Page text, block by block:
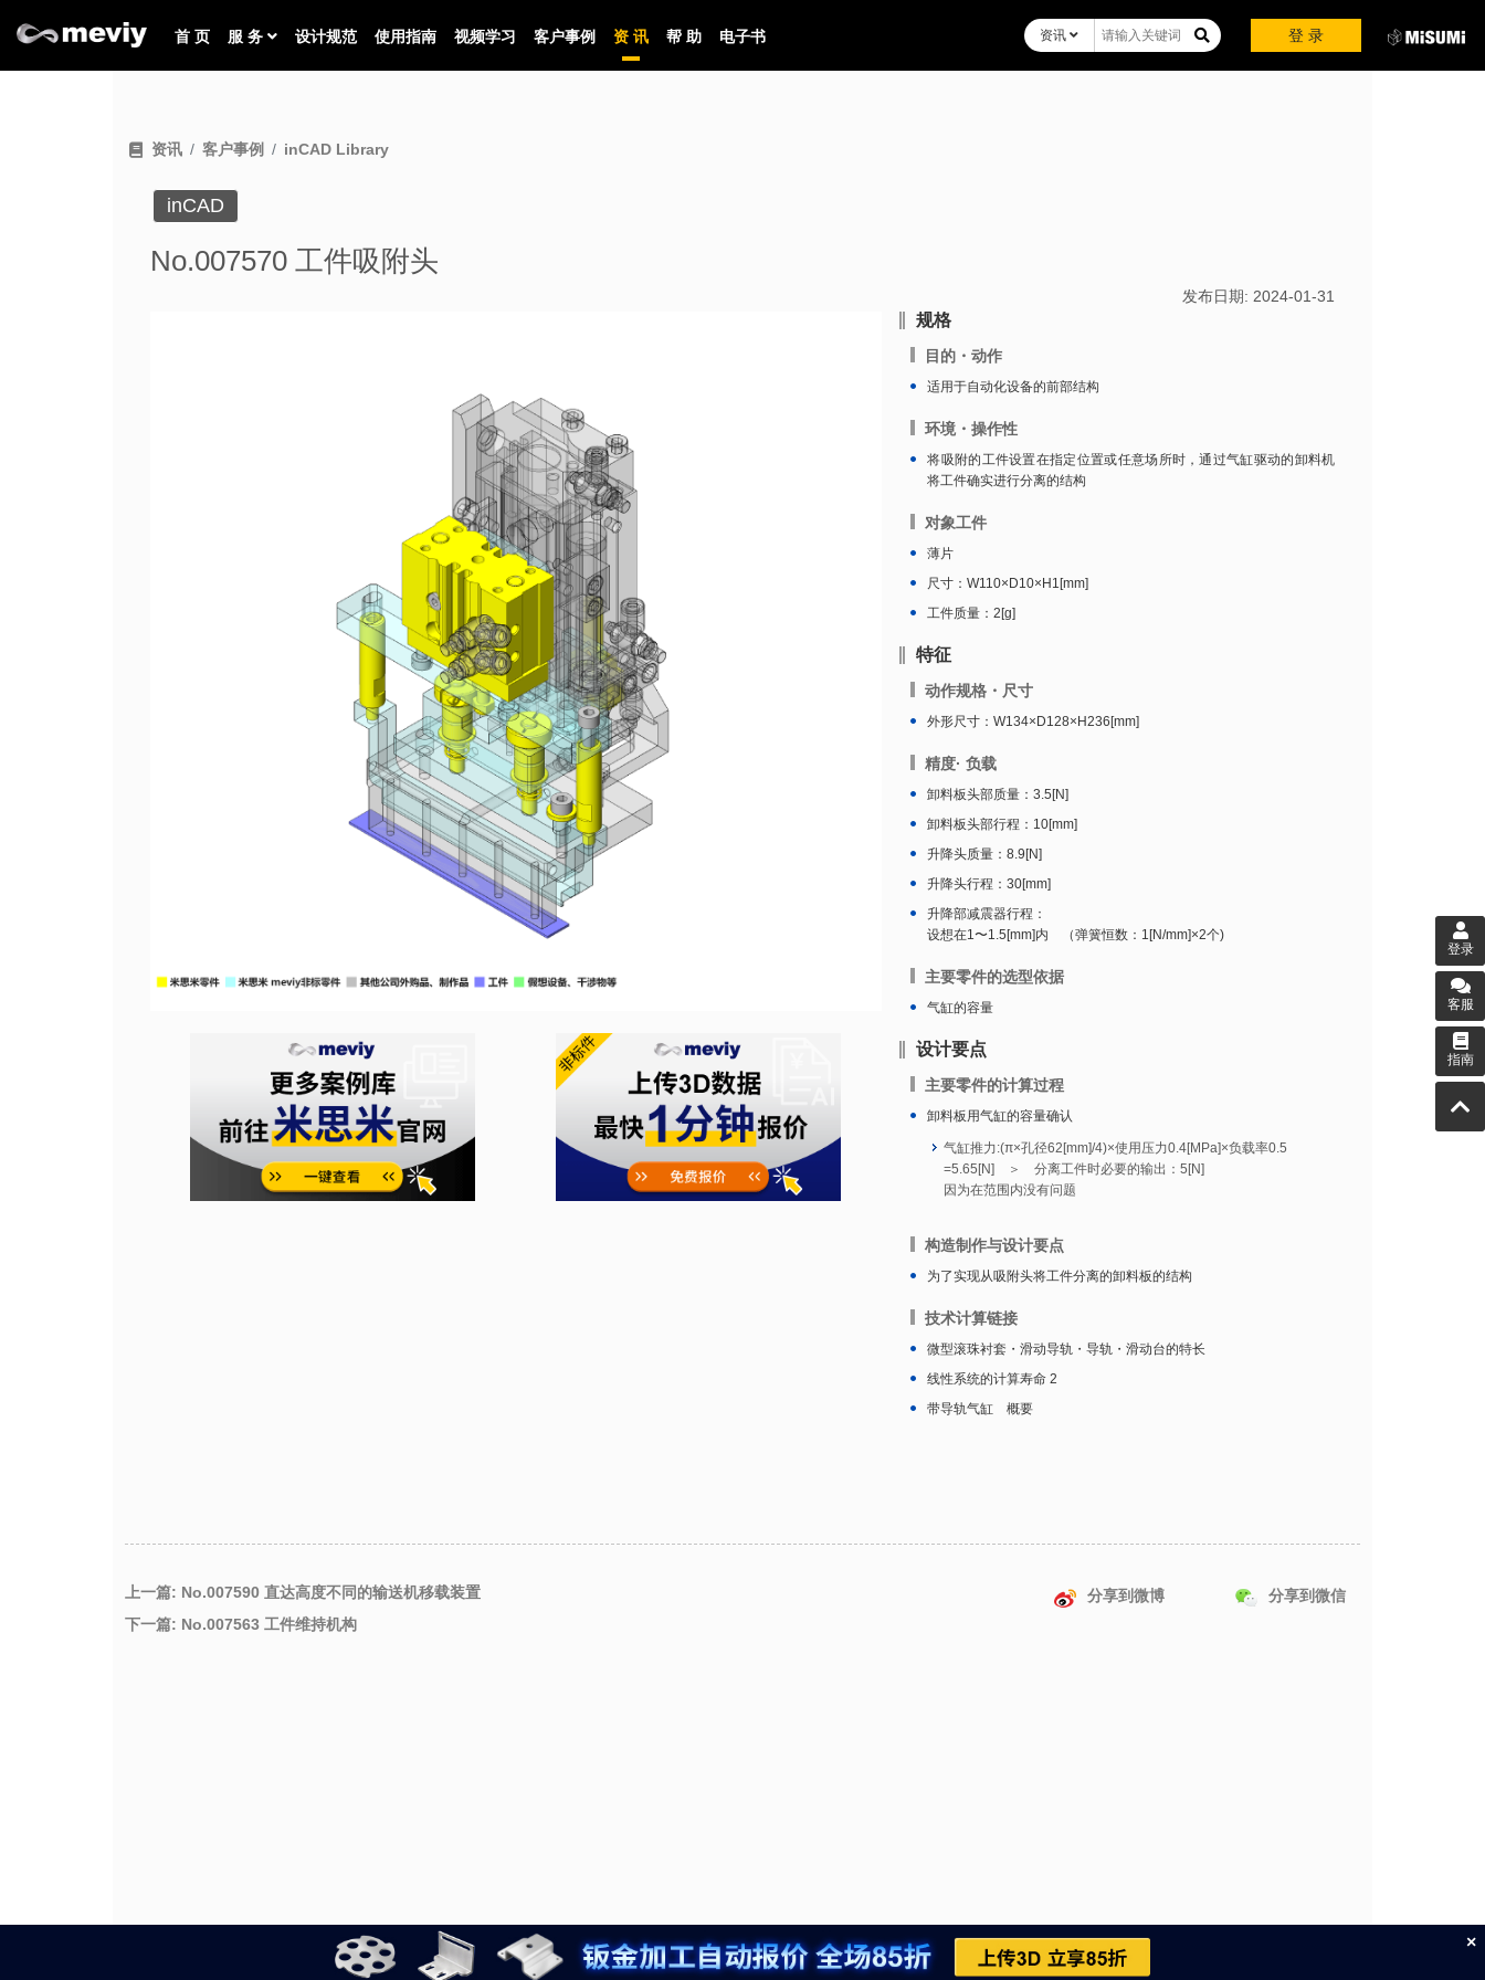
首 页 服 务 设计规范 使用指南 视频学习 客户事例 资 讯 帮 助 电子书 登 录
资讯
资讯 客户事例 inCAD Library
inCAD
No.007570 工件吸附头
发布日期: 2024-01-31
规格
目的・动作
适用于自动化设备的前部结构
环境・操作性
将吸附的工件设置在指定位置或任意场所时，通过气缸驱动的卸料机
将工件确实进行分离的结构
对象工件
薄片
尺寸：W110×D10×H1[mm]
工件质量：2[g]
特征
动作规格・尺寸
外形尺寸：W134×D128×H236[mm]
精度· 负载
卸料板头部质量：3.5[N]
卸料板头部行程：10[mm]
升降头质量：8.9[N]
升降头行程：30[mm]
升降部减震器行程：
设想在1〜1.5[mm]内 （弹簧恒数：1[N/mm]×2个)
主要零件的选型依据
气缸的容量
设计要点
主要零件的计算过程
卸料板用气缸的容量确认
气缸推力:(π×孔径62[mm]/4)×使用压力0.4[MPa]×负载率0.5
=5.65[N] ＞ 分离工件时必要的输出：5[N]
因为在范围内没有问题
构造制作与设计要点
为了实现从吸附头将工件分离的卸料板的结构
技术计算链接
微型滚珠衬套・滑动导轨・导轨・滑动台的特长
线性系统的计算寿命 2
带导轨气缸 概要
上一篇: No.007590 直达高度不同的输送机移载装置
下一篇: No.007563 工件维持机构
分享到微博 分享到微信
×
登录
客服
指南